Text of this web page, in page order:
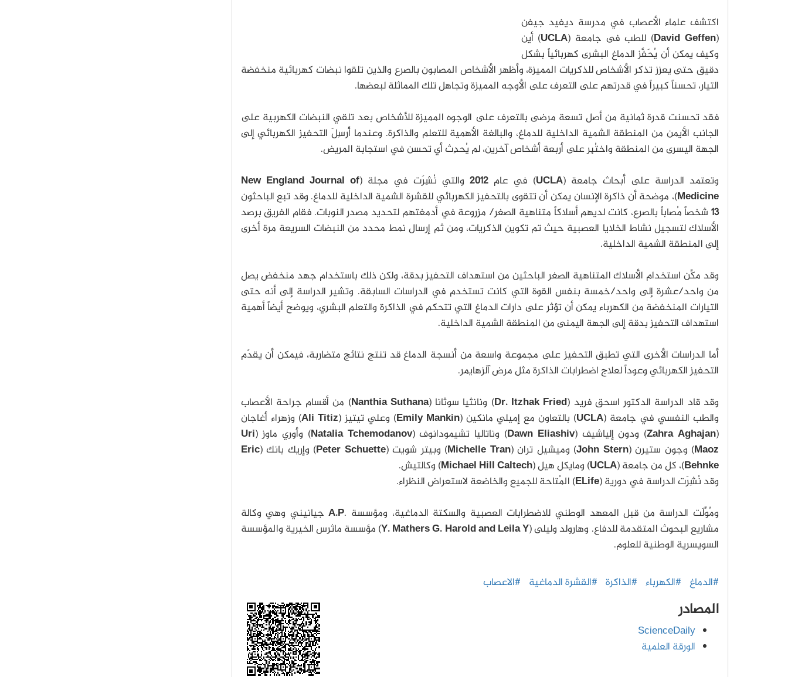
اكتشف علماء الأعصاب في مدرسة ديفيد جيفن
(
David Geffen) للطب فى جامعة (UCLA) أين
وكيف يمكن أن يُحَفَّز الدماغ البشرى كهربائياً بشكل
دقيق حتى يعزز تذكر الأشخاص للذكريات المميزة، وأظهر الأشخاص المصابون بالصرع والذين تلقوا نبضات كهربائية منخفضة
التيار، تحسناً كبيراً في قدرتهم على التعرف على الأوجه المميزة وتجاهل تلك المماثلة لبعضها.
فقد تحسنت قدرة ثمانية من أصل تسعة مرضى بالتعرف على الوجوه المميزة للأشخاص بعد تلقي النبضات الكهربية على
الجانب الأيمن من المنطقة الشمية الداخلية للدماغ، والبالغة الأهمية للتعلم والذاكرة. وعندما أُرسِلَ التحفيز الكهربائي إلى
الجهة اليسرى من المنطقة واختُبِر على أربعة أشخاص آخرين، لم يُحدِث أي تحسن في استجابة المريض.
وتعتمد الدراسة على أبحاث جامعة (UCLA) في عام2012 والتي نُشِرَت في مجلة (New England Journal of
Medicine)، موضحة أن ذاكرة الإنسان يمكن أن تتقوى بالتحفيز الكهربائي للقشرة الشمية الداخلية للدماغ. وقد تبع الباحثون
13 شخصاً مُصاباً بالصرع، كانت لديهم أسلاكاً متناهية الصغر/ مزروعة في أدمغتهم لتحديد مصدر النوبات. فقام الفريق برصد
الأسلاك لتسجيل نشاط الخلايا العصبية حيث تم تكوين الذكريات، ومن ثم إرسال نمط محدد من النبضات السريعة مرة أخرى
إلى المنطقة الشمية الداخلية.
وقد مكَّن استخدام الأسلاك المتناهية الصغر الباحثين من استهداف التحفيز بدقة، ولكن ذلك باستخدام جهد منخفض يصل
من واحد/عشرة إلى واحد/خمسة بنفس القوة التي كانت تستخدم في الدراسات السابقة. وتشير الدراسة إلى أنه حتى
التيارات المنخفضة من الكهرباء يمكن أن تؤثر على دارات الدماغ التي تتحكم في الذاكرة والتعلم البشري، ويوضح أيضاً أهمية
استهداف التحفيز بدقة إلى الجهة اليمنى من المنطقة الشمية الداخلية.
أما الدراسات الأخرى التي تطبق التحفيز على مجموعة واسعة من أنسجة الدماغ قد تنتج نتائج متضاربة، فيمكن أن يقدّم
التحفيز الكهربائي وعوداً لعلاج اضطرابات الذاكرة مثل مرض آلزهايمر.
وقد قاد الدراسة الدكتور اسحق فريد (
Dr. Itzhak Fried ) ونانثيا سوثانا (Nanthia Suthana) من أقسام جراحة الأعصاب
والطب النفسي في جامعة (UCLA) بالتعاون مع إميلي مانكين (Emily Mankin) وعلي تيتيز (Ali Titiz) وزهراء أغاجان
(
Zahra Aghajan) ودون إلياشيف (Dawn Eliashiv) وناتاليا تشيمودانوف ( Natalia Tchemodanov ) وأوري ماوز (Uri
Maoz) وجون ستيرن (John Stern) وميشيل تران (Michelle Tran) وبيتر شويت (Peter Schuette) وإريك بانك (Eric
Behnke)، كل من جامعة (UCLA) ومايكل هيل (Michael Hill Caltech) وكالتيش.
وقد نُشِرَت الدراسة في دورية (ELife) المُتاحة للجميع والخاضعة لاستعراض النظراء.
ومُوِّلَت الدراسة من قبل المعهد الوطني للاضطرابات العصبية والسكتة الدماغية، ومؤسسة .A.P جيانيني وهي وكالة
مشاريع البحوث المتقدمة للدفاع. وهارولد وليلى (Y. Mathers G. Harold and Leila Y) مؤسسة ماثرس الخيرية والمؤسسة
السويسرية الوطنية للعلوم.
#الدماغ #الكهرباء #الذاكرة #القشرة الدماغية #الاعصاب
المصادر
ScienceDaily
الورقة العلمية